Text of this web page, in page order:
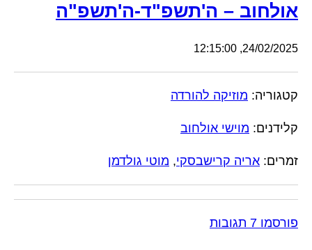
אולחוב – ה'תשפ"ד-ה'תשפ"ה
24/02/2025, 12:15:00
קטגוריה: מוזיקה להורדה
קלידנים: מוישי אולחוב
זמרים: אריה קרישבסקי, מוטי גולדמן
פורסמו 7 תגובות